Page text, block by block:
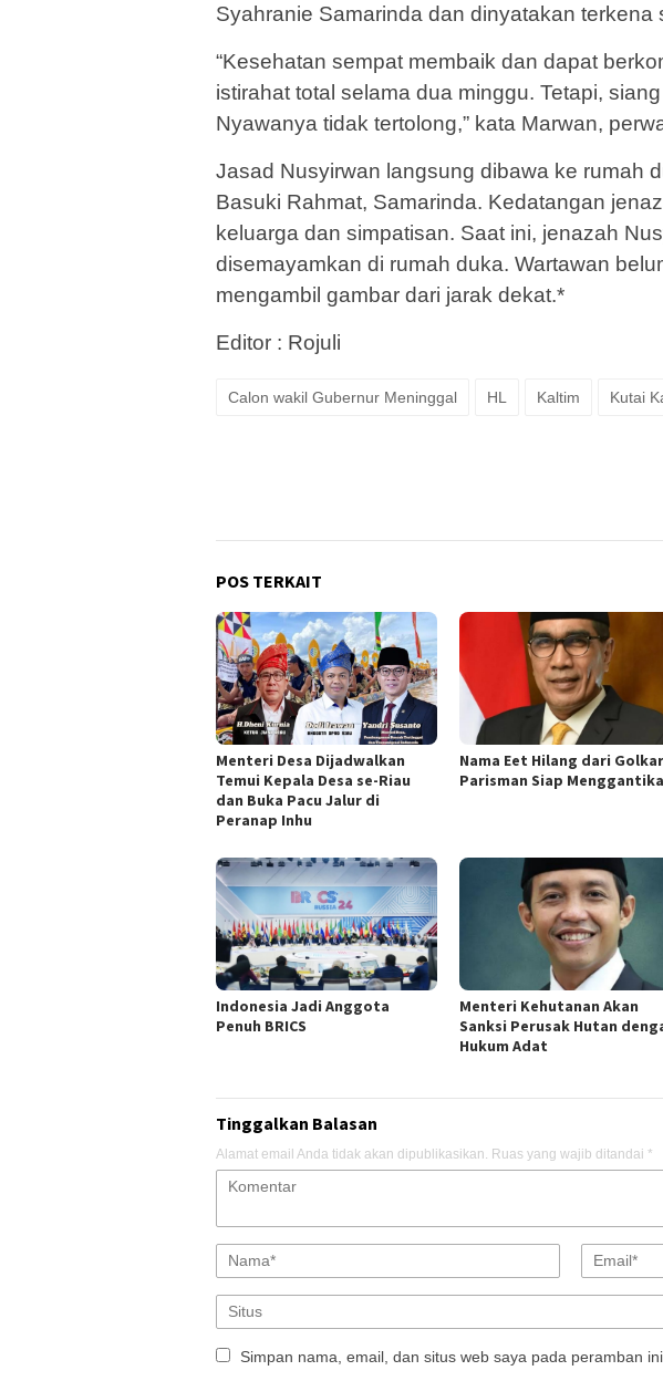
Syahranie Samarinda dan dinyatakan terkena
“Kesehatan sempat membaik dan dapat
istirahat total selama dua minggu. Tetapi,
Nyawanya tidak tertolong,” kata Marwan,
Jasad Nusyirwan langsung dibawa ke rumah
Basuki Rahmat, Samarinda. Kedatangan
keluarga dan simpatisan. Saat ini, jenazah
disemayamkan di rumah duka. Wartawan
mengambil gambar dari jarak dekat.*
Editor : Rojuli
Calon wakil Gubernur Meninggal HL Kaltim Kutai
POS TERKAIT
Menteri Desa Dijadwalkan
Temui Kepala Desa se-Riau
dan Buka Pacu Jalur di
Peranap Inhu
Nama Eet Hilang dari
Parisman Siap
Indonesia Jadi Anggota
Penuh BRICS
Menteri Kehutanan Akan
Sanksi Perusak Hutan
Hukum Adat
Tinggalkan Balasan
Alamat email Anda tidak akan dipublikasikan. Ruas yang wajib ditandai *
Simpan nama, email, dan situs web saya pada peramban